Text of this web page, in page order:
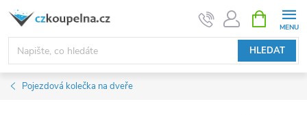
Přejít
obsah
HLEDAT
NÁKUPNÍ
KOŠÍK
Pojezdová kolečka na dveře